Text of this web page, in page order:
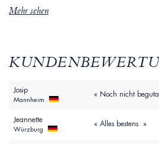
Mehr sehen
Josip
Mannheim
« Noch nicht
Jeannette
Würzburg
« Alles bestens »